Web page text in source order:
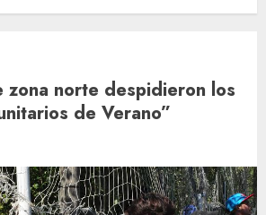
zona norte despidieron los
de Verano”